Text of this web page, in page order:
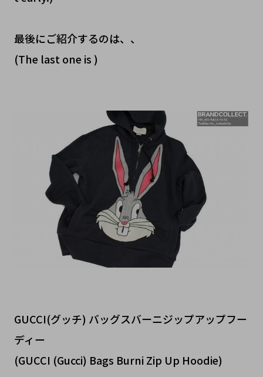
最後にご紹介するのは、、
(The last one is )
GUCCI(グッチ) バッグスバーニジップアップフー
ディー
(GUCCI (Gucci) Bags Burni Zip Up Hoodie)